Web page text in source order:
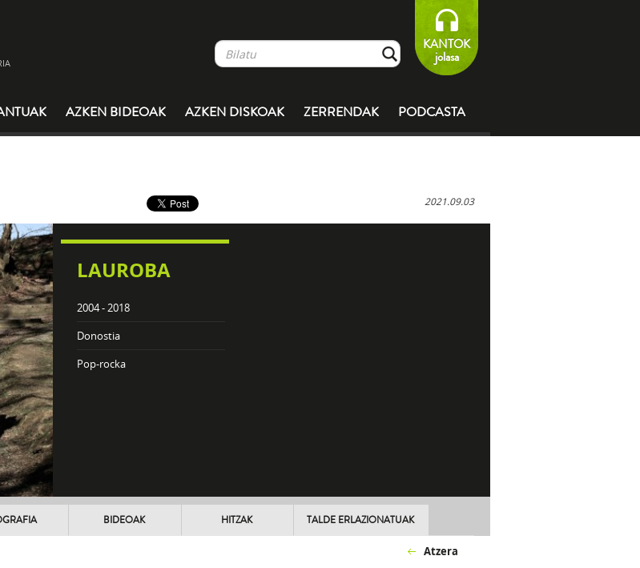
KANTOK
jolasa
AZKEN BIDEOAK AZKEN DISKOAK ZERRENDAK PODCASTA
2021.09.03
LAUROBA
2004 - 2018
Donostia
Pop-rocka
BIDEOAK HITZAK TALDE ERLAZIONATUAK
Atzera